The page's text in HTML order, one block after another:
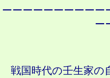
ーーーーーーーーーー
ー
戦国時代の壬生家の